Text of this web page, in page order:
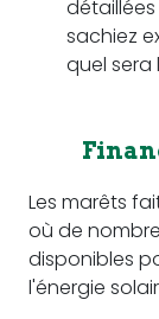
sachiez
quel sera
Les marêts
où de
disponibles
l'énergie